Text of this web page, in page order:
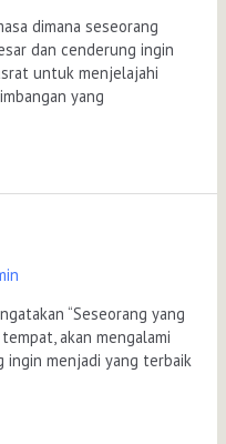
dimana seseorang
dan cenderung ingin
untuk menjelajahi
yang
“Seseorang yang
akan mengalami
ingin menjadi yang terbaik